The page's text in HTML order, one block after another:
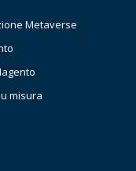
Metaverse
misura